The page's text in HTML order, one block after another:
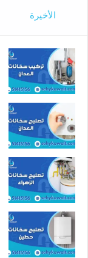
الأخيرة